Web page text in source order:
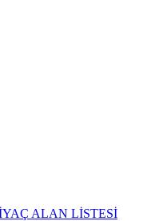
ALAN LİSTESİ